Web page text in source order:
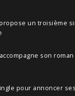
propose un troisième
accompagne son
pour annoncer